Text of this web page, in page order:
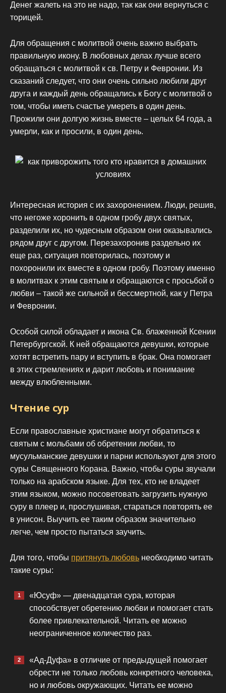
Денег жалеть на это не надо, так как они вернуться с
торицей.
Для обращения с молитвой очень важно выбрать
правильную икону. В любовных делах лучше всего
обращаться с молитвой к св. Петру и Февронии. Из
сказаний следует, что они очень сильно любили друг
друга и каждый день обращались к Богу с молитвой о
том, чтобы иметь счастье умереть в один день.
Прожили они долгую жизнь вместе – целых 64 года, а
умерли, как и просили, в один день.
Интересная история с их захоронением. Люди, решив,
что негоже хоронить в одном гробу двух святых,
разделили их, но чудесным образом они оказывались
рядом друг с другом. Перезахоронив раздельно их
еще раз, ситуация повторилась, поэтому и
похоронили их вместе в одном гробу. Поэтому именно
в молитвах к этим святым и обращаются с просьбой о
любви – такой же сильной и бессмертной, как у Петра
и Февронии.
Особой силой обладает и икона Св. блаженной Ксении
Петербургской. К ней обращаются девушки, которые
хотят встретить пару и вступить в брак. Она помогает
в этих стремлениях и дарит любовь и понимание
между влюбленными.
Чтение сур
Если православные христиане могут обратиться к
святым с мольбами об обретении любви, то
мусульманские девушки и парни используют для этого
суры Священного Корана. Важно, чтобы суры звучали
только на арабском языке. Для тех, кто не владеет
этим языком, можно посоветовать загрузить нужную
суру в плеер и, прослушивая, стараться повторять ее
в унисон. Выучить ее таким образом значительно
легче, чем просто пытаться заучить.
Для того, чтобы притянуть любовь необходимо читать
такие суры:
«Юсуф» — двенадцатая сура, которая
способствует обретению любви и помогает стать
более привлекательной. Читать ее можно
неограниченное количество раз.
«Ад-Дуфа» в отличие от предыдущей помогает
обрести не только любовь конкретного человека,
но и любовь окружающих. Читать ее можно